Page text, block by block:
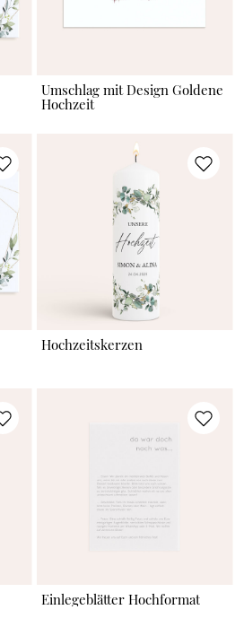
Umschlag mit Design Goldene
Hochzeit
Hochzeitskerzen
Einlegeblätter Hochformat